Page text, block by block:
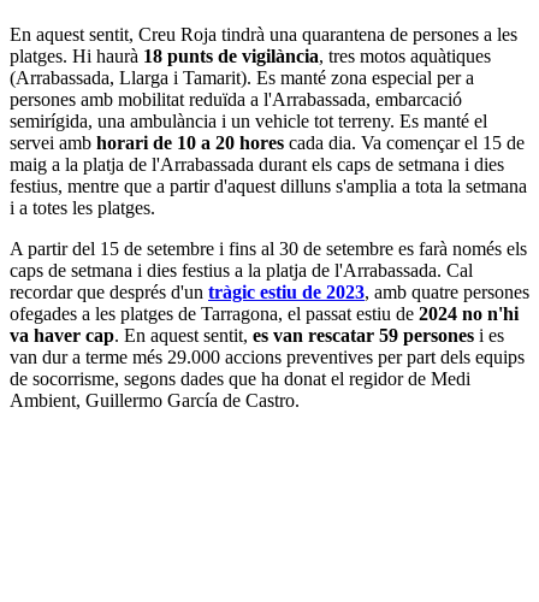
En aquest sentit, Creu Roja tindrà una quarantena de persones a les
platges. Hi haurà 18 punts de vigilància, tres motos aquàtiques
(Arrabassada, Llarga i Tamarit). Es manté zona especial per a
persones amb mobilitat reduïda a l'Arrabassada, embarcació
semirígida, una ambulància i un vehicle tot terreny. Es manté el
servei amb horari de 10 a 20 hores cada dia. Va començar el 15 de
maig a la platja de l'Arrabassada durant els caps de setmana i dies
festius, mentre que a partir d'aquest dilluns s'amplia a tota la setmana
i a totes les platges.
A partir del 15 de setembre i fins al 30 de setembre es farà només els
caps de setmana i dies festius a la platja de l'Arrabassada. Cal
recordar que després d'un tràgic estiu de 2023, amb quatre persones
ofegades a les platges de Tarragona, el passat estiu de 2024 no n'hi
va haver cap. En aquest sentit, es van rescatar 59 persones i es
van dur a terme més 29.000 accions preventives per part dels equips
de socorrisme, segons dades que ha donat el regidor de Medi
Ambient, Guillermo García de Castro.